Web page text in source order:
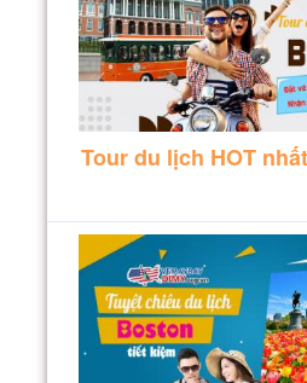
Tour du lịch HOT